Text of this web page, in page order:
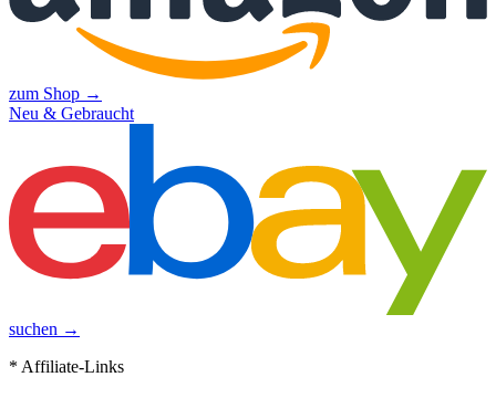
zum Shop →
Neu & Gebraucht
suchen →
* Affiliate-Links